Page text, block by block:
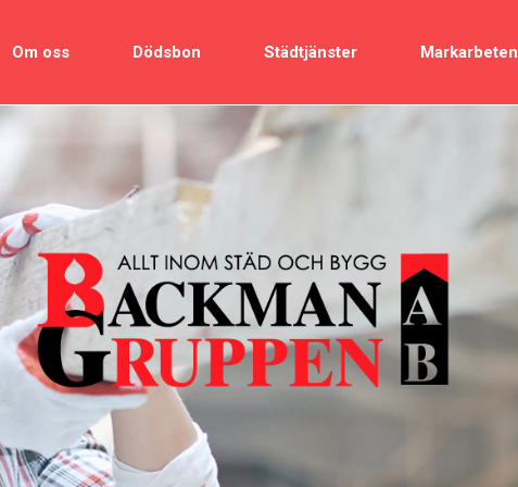
Om oss Dödsbon Städtjänster Markarbeten